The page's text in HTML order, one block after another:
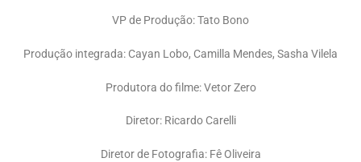
VP de Produção: Tato Bono
Produção integrada: Cayan Lobo, Camilla Mendes, Sasha Vilela
Produtora do filme: Vetor Zero
Diretor: Ricardo Carelli
Diretor de Fotografia: Fê Oliveira